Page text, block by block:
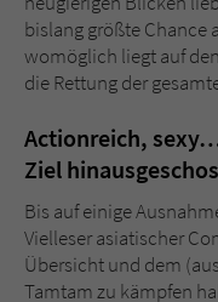
bislang größte Chance
womöglich liegt auf
die Rettung der
Actionreich,
Ziel
Bis auf einige
Vielleser asiatischer
Übersicht und dem
Tamtam zu kämpfen